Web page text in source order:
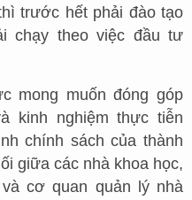
trước hết phải đào tạo
chạy theo việc đầu tư
mong muốn đóng góp
kinh nghiệm thực tiễn
chính sách của thành
giữa các nhà khoa học,
cơ quan quản lý nhà